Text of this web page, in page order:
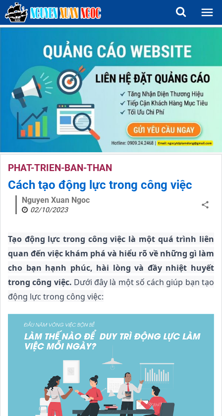
PHAT-TRIEN-BAN-THAN
Cách tạo động lực trong công việc
Nguyen Xuan Ngoc
02/10/2023
Tạo động lực trong công việc là một quá trình liên
quan đến việc khám phá và hiểu rõ về những gì làm
cho bạn hạnh phúc, hài lòng và đầy nhiệt huyết
trong công việc. Dưới đây là một số cách giúp bạn tạo
động lực trong công việc: